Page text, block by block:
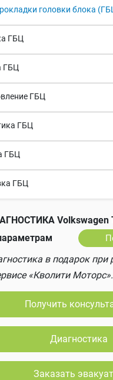
головки блока
ГБЦ
ГБЦ
ГБЦ
ГБЦ
ГБЦ
ГБЦ
Volkswagen
в подарок
«Кволити Моторс».
Получить
Диагностика
Заказать